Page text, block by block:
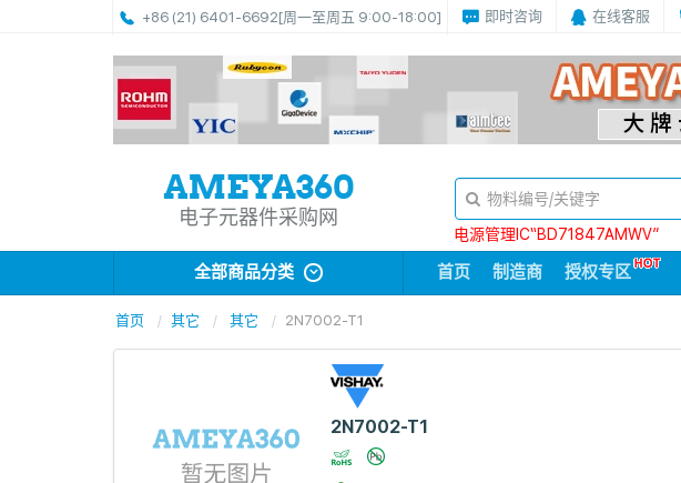
+86 (21) 6401-6692[周一至周五 9:00-18:00] 即时咨询 在线客服
电子元器件采购网
电源管理IC“BD71847AMWV”
全部商品分类 首页 制造商 授权专区
首页 其它 其它 2N7002-T1
2N7002-T1